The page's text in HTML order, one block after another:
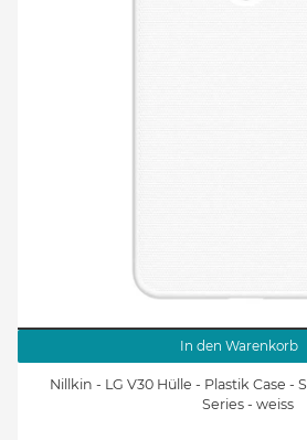
In den Warenkorb
Nillkin - LG V30 Hülle - Plastik Case -
Series - weiss